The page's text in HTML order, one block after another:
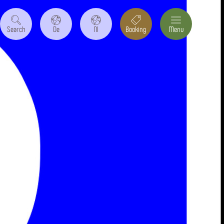
Search De Nl Booking Menu